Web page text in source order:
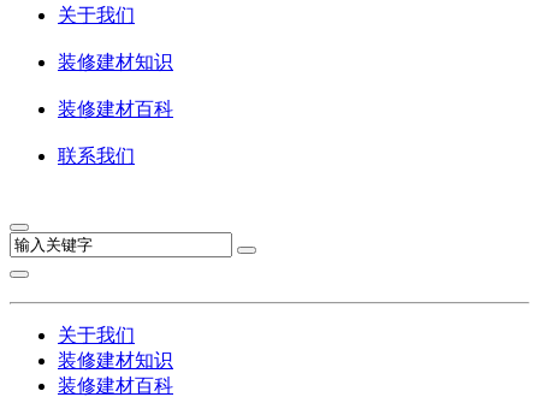
关于我们
装修建材知识
装修建材百科
联系我们
关于我们
装修建材知识
装修建材百科